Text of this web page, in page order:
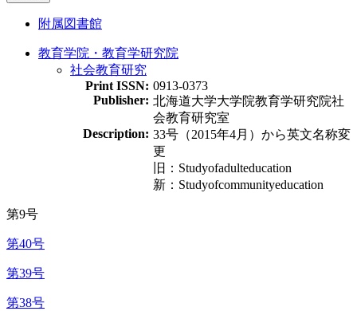
附属図書館
教育学院・教育学研究院
社会教育研究
Print ISSN: 0913-0373
Publisher: 北海道大学大学院教育学研究院社
会教育研究室
Description: 33号（2015年4月）から英文名称変
更
旧：Studyofadulteducation
新：Studyofcommunityeducation
第9号
第40号
第39号
第38号